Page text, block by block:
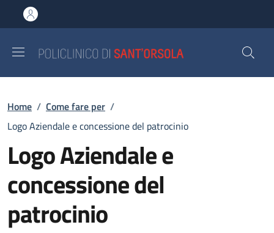
al contenuto principale
to footer content
Briciole di pane
Home / Come fare per /
Logo Aziendale e concessione del patrocinio
Logo Aziendale e
concessione del
patrocinio